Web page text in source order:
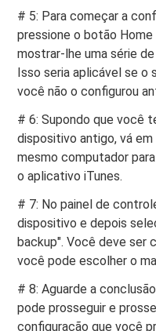
# 5: Para começar a
pressione o botão Home
mostrar-lhe uma série
Isso seria aplicável se o
você não o configurou
# 6: Supondo que você
dispositivo antigo, vá
mesmo computador
o aplicativo iTunes.
# 7: No painel de
dispositivo e depois
backup". Você deve ser
você pode escolher o
# 8: Aguarde a
pode prosseguir e
configuração que você